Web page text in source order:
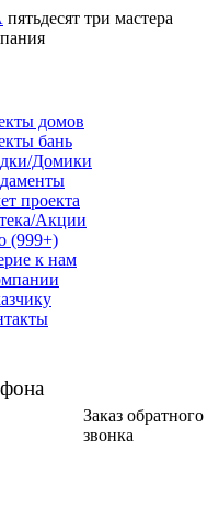
пятьдесят три мастера
домов
бань
Домики
проекта
Акции
(999+)
к нам
Заказ обратного
звонка